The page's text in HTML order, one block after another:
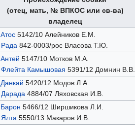
(отец, мать, № ВПКОС или св-ва)
владелец
Атос5142/10 Алейников Е.М.
Рада842-0003/рос Власова Т.Ю.
Антей 5147/10 Мотков М.А.
Флейта Камышовая 5391/12 Домнин В.В.
Данкай 5420/12 Модов Л.А.
Дарада4884/07 Ляховская И.В.
Барон 5466/12 Ширшикова Л.И.
Ялта5550/13 Макаров И.В.